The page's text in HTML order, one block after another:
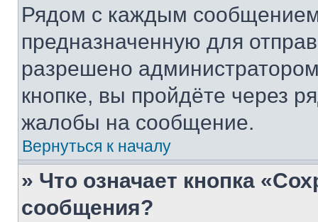
Рядом с каждым сообщением
предназначенную для
разрешено
кнопке, вы пройдёте через
жалобы на сообщение.
Вернуться к началу
» Что означает кнопка
сообщения?